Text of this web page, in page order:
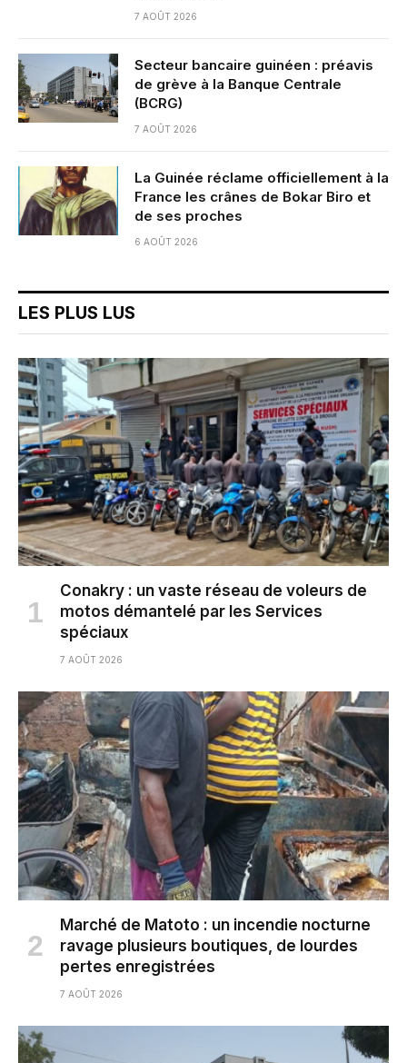
7 AOÛT 2026
Secteur bancaire guinéen : préavis
de grève à la Banque Centrale
(BCRG)
7 AOÛT 2026
La Guinée réclame officiellement à la
France les crânes de Bokar Biro et
de ses proches
6 AOÛT 2026
LES PLUS LUS
Conakry : un vaste réseau de voleurs de
motos démantelé par les Services
spéciaux
7 AOÛT 2026
Marché de Matoto : un incendie nocturne
ravage plusieurs boutiques, de lourdes
pertes enregistrées
7 AOÛT 2026